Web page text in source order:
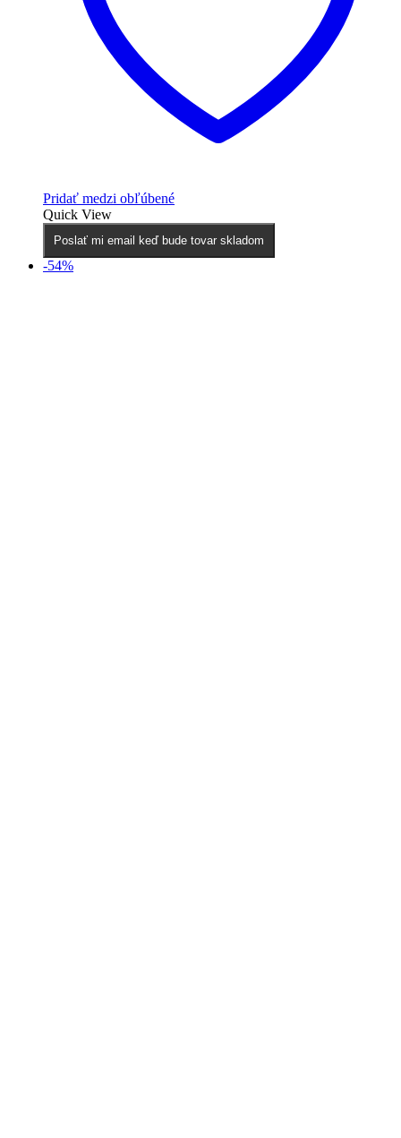
Pridať medzi obľúbené
Quick View
Poslať mi email keď bude tovar skladom
-54%